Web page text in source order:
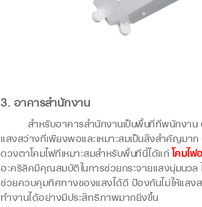
3. อาคารสำนักงาน
สำหรับอาคารสำนักงานเป็นพื้นที่ที่พนักงาน ต้อ
แสงสว่างที่เพียงพอและเหมาะสมเป็นสิ่งสำคัญม
ดวงตาโคมไฟที่เหมาะสมสำหรับพื้นที่นี้ได้แก่โคมไ
อะคริลิคมีคุณสมบัติในการช่วยกระจายแสงนุ่มนว
ช่วยควบคุมทิศทางของแสงได้ดี ป้องกันไม่ให้แสง
ทำงานได้อย่างมีประสิทธิภาพมากยิ่งขึ้น